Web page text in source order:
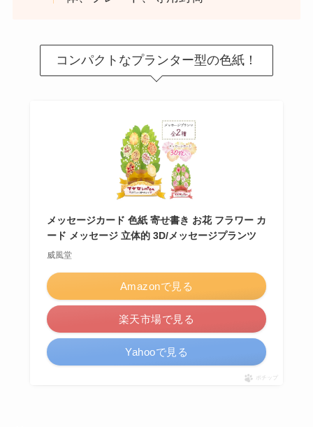
コンパクトなプランター型の色紙！
メッセージカード 色紙 寄せ書き お花 フラワー カ
ード メッセージ 立体的 3D/メッセージプランツ
威風堂
Amazonで見る
楽天市場で見る
Yahooで見る
ポチップ